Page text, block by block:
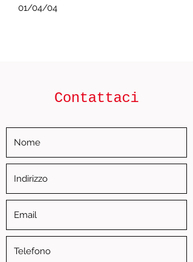
01/04/04
Contattaci